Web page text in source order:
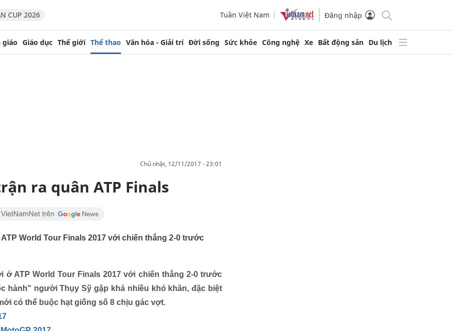
CUP 2026 Tuần Việt Nam Đăng nhập
giáo Giáo dục Thế giới Thể thao Văn hóa - Giải trí Đời sống Sức khỏe Công nghệ Xe Bất động sản Du lịch
chủ nhật, 12/11/2017 - 23:01
ra quân ATP Finals
World Tour Finals 2017 với chiến thắng 2-0 trước
ATP World Tour Finals 2017 với chiến thắng 2-0 trước
hành" người Thụy Sỹ gặp khá nhiều khó khăn, đặc biệt
có thể buộc hạt giống số 8 chịu gác vợt.